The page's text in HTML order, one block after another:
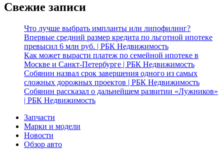
Свежие записи
Что лучше выбрать импланты или липофилинг?
Впервые средний размер кредита по льготной ипотеке
превысил 6 млн руб. | РБК Недвижимость
Как может вырасти платеж по семейной ипотеке в
Москве и Санкт-Петербурге | РБК Недвижимость
Собянин назвал срок завершения одного из самых
сложных дорожных проектов | РБК Недвижимость
Собянин рассказал о дальнейшем развитии «Лужников»
| РБК Недвижимость
Запчасти
Марки и модели
Новости
Обзор авто